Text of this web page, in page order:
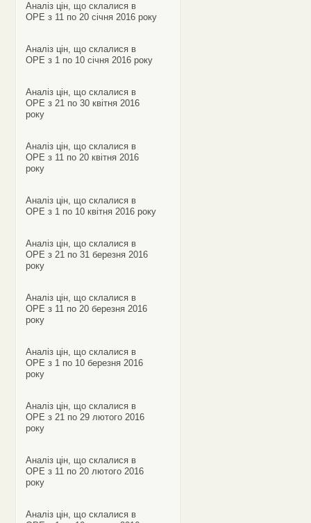
Аналіз цін, що склалися в
ОРЕ з 11 по 20 січня 2016 року
Аналіз цін, що склалися в
ОРЕ з 1 по 10 січня 2016 року
Аналіз цін, що склалися в
ОРЕ з 21 по 30 квітня 2016
року
Аналіз цін, що склалися в
ОРЕ з 11 по 20 квітня 2016
року
Аналіз цін, що склалися в
ОРЕ з 1 по 10 квітня 2016 року
Аналіз цін, що склалися в
ОРЕ з 21 по 31 березня 2016
року
Аналіз цін, що склалися в
ОРЕ з 11 по 20 березня 2016
року
Аналіз цін, що склалися в
ОРЕ з 1 по 10 березня 2016
року
Аналіз цін, що склалися в
ОРЕ з 21 по 29 лютого 2016
року
Аналіз цін, що склалися в
ОРЕ з 11 по 20 лютого 2016
року
Аналіз цін, що склалися в